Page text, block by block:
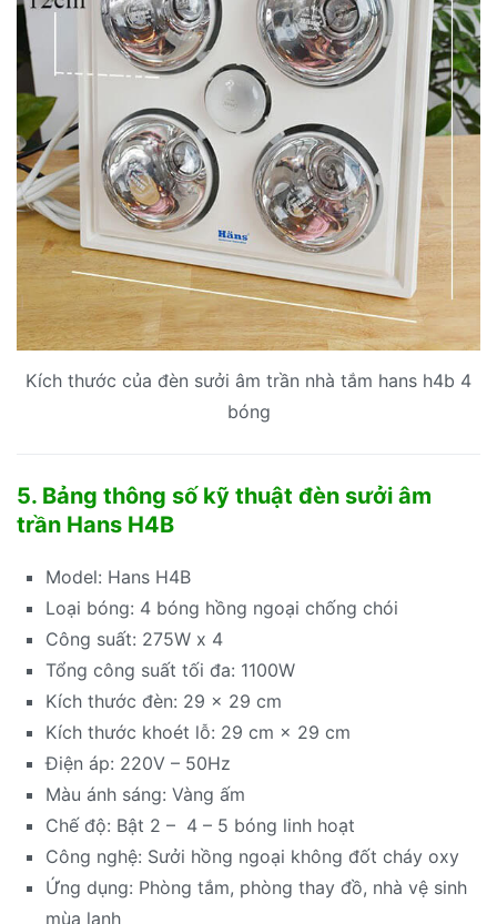
Kích thước của đèn sưởi âm trần nhà tắm hans h4b 4
bóng
5. Bảng thông số kỹ thuật đèn sưởi âm
trần Hans H4B
Model: Hans H4B
Loại bóng: 4 bóng hồng ngoại chống chói
Công suất: 275W x 4
Tổng công suất tối đa: 1100W
Kích thước đèn: 29 × 29 cm
Kích thước khoét lỗ: 29 cm × 29 cm
Điện áp: 220V – 50Hz
Màu ánh sáng: Vàng ấm
Chế độ: Bật 2 – 4 – 5 bóng linh hoạt
Công nghệ: Sưởi hồng ngoại không đốt cháy oxy
Ứng dụng: Phòng tắm, phòng thay đồ, nhà vệ sinh
mùa lạnh